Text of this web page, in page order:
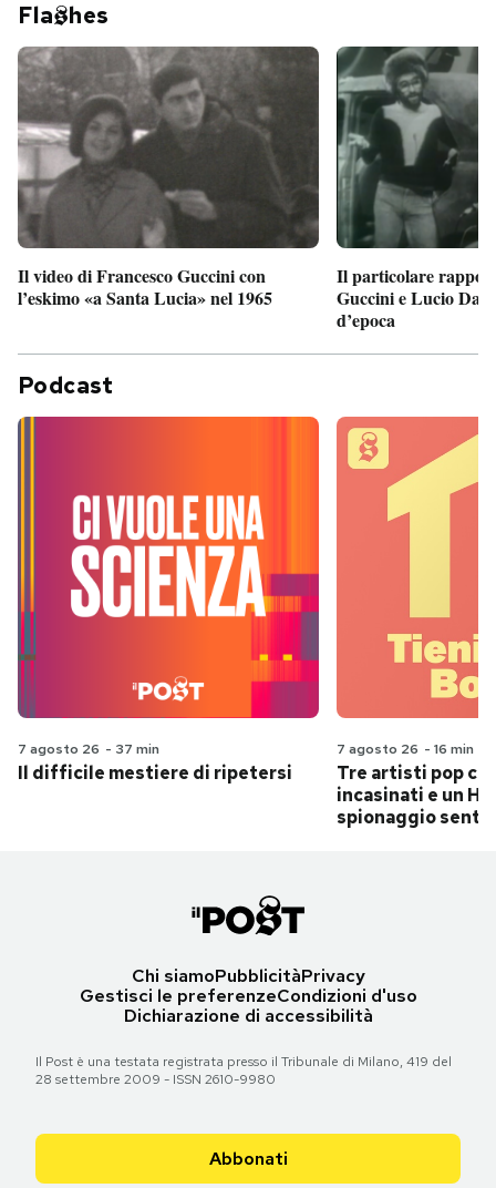
Fla hes
Il video di Francesco Guccini con
l’eskimo «a Santa Lucia» nel 1965
Il particolare
Guccini e Lucio
d’epoca
Podcast
7 agosto 26 - 37 min
Il difficile mestiere di ripetersi
7 agosto 26 - 16 min
Tre artisti pop
incasinati e un
spionaggio
Chi siamoPubblicitàPrivacy
Gestisci le preferenzeCondizioni d'uso
Dichiarazione di accessibilità
Il Post è una testata registrata presso il Tribunale di Milano, 419 del
28 settembre 2009 - ISSN 2610-9980
Abbonati